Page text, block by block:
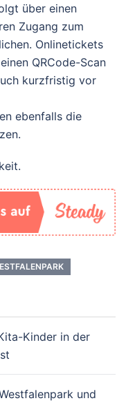
über einen
Zugang zum
Onlinetickets
QRCode-Scan
kurzfristig vor
ebenfalls die
Kinder in der
und